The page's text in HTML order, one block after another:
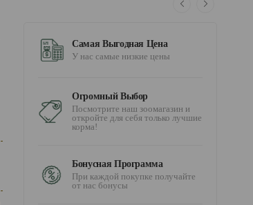
Самая Выгодная Цена
У нас самые низкие цены
Огромный Выбор
Посмотрите наш зоомагазин и
откройте для себя только лучшие
корма!
Бонусная Программа
При каждой покупке получайте
от нас бонусы